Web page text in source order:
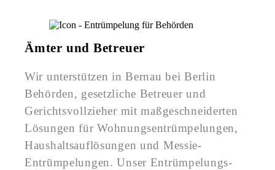
Ämter und Betreuer
Wir unterstützen in Bernau bei Berlin
Behörden, gesetzliche Betreuer und
Gerichtsvollzieher mit maßgeschneiderten
Lösungen für Wohnungsentrümpelungen,
Haushaltsauflösungen und Messie-
Entrümpelungen. Unser Entrümpelungs-